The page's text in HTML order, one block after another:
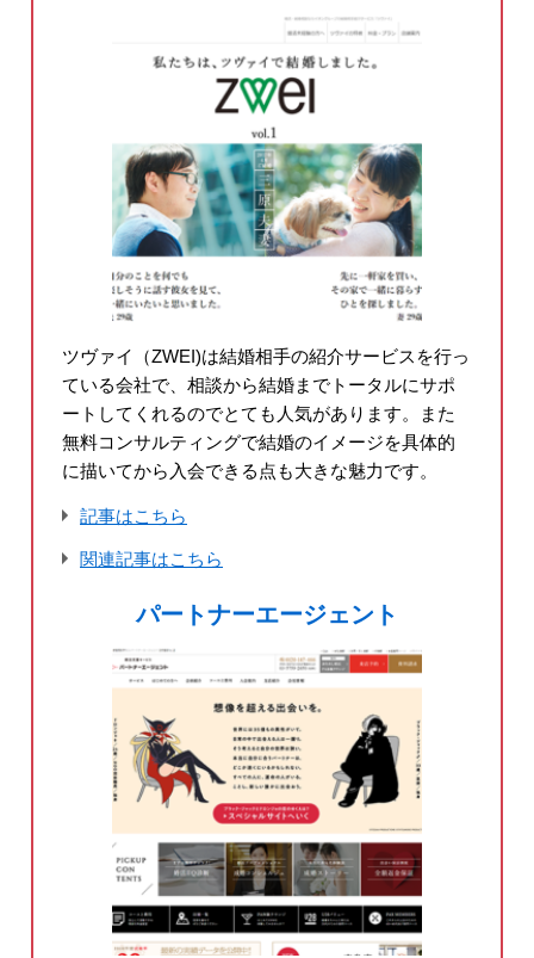
ツヴァイ（ZWEI)は結婚相手の紹介サービスを行っ
ている会社で、相談から結婚までトータルにサポ
ートしてくれるのでとても人気があります。また
無料コンサルティングで結婚のイメージを具体的
に描いてから入会できる点も大きな魅力です。
記事はこちら
関連記事はこちら
パートナーエージェント